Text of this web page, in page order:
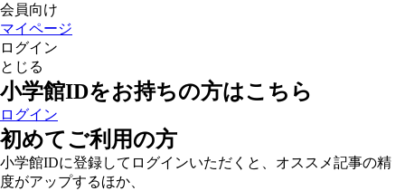
会員向け
マイページ
ログイン
とじる
小学館IDをお持ちの方はこちら
ログイン
初めてご利用の方
小学館IDに登録してログインいただくと、オススメ記事の精
度がアップするほか、